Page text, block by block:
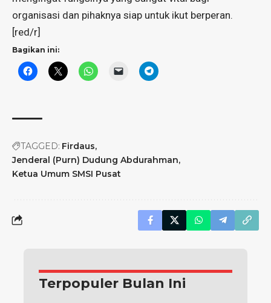
organisasi dan pihaknya siap untuk ikut berperan.
[red/r]
Bagikan ini:
TAGGED: Firdaus
Jenderal (Purn) Dudung Abdurahman
Ketua Umum SMSI Pusat
Terpopuler Bulan Ini